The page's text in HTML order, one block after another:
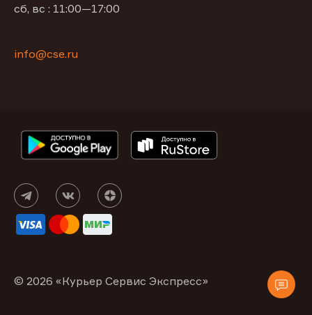
сб, вс : 11:00—17:00
info@cse.ru
© 2026 «Курьер Сервис Экспресс»